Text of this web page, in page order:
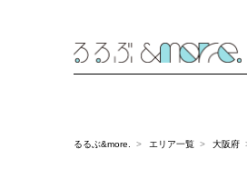
るるぶ&more. エリア一覧 大阪府